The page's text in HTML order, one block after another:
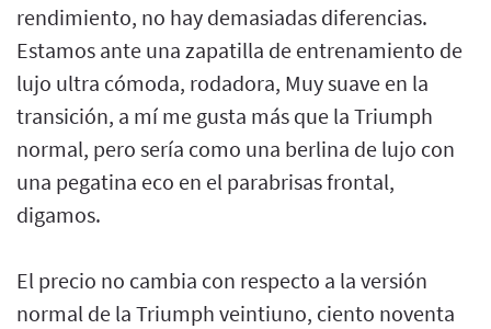
rendimiento, no hay demasiadas diferencias.
Estamos ante una zapatilla de entrenamiento de
lujo ultra cómoda, rodadora, Muy suave en la
transición, a mí me gusta más que la Triumph
normal, pero sería como una berlina de lujo con
una pegatina eco en el parabrisas frontal,
digamos.
El precio no cambia con respecto a la versión
normal de la Triumph veintiuno, ciento noventa